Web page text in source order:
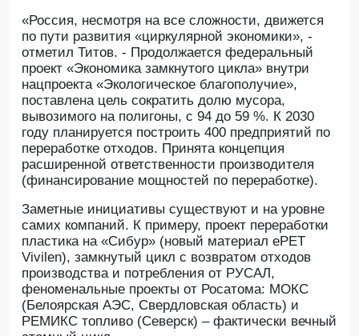
«Россия, несмотря на все сложности, движется
по пути развития «циркулярной экономики», -
отметил Титов. - Продолжается федеральный
проект «Экономика замкнутого цикла» внутри
нацпроекта «Экологическое благополучие»,
поставлена цель сократить долю мусора,
вывозимого на полигоны, с 94 до 59 %. К 2030
году планируется построить 400 предприятий по
переработке отходов. Принята концепция
расширенной ответственности производителя
(финансирование мощностей по переработке).
Заметные инициативы существуют и на уровне
самих компаний. К примеру, проект переработки
пластика на «Сибур» (новый материал ePET
Vivilen), замкнутый цикл с возвратом отходов
производства и потребления от РУСАЛ,
феноменальные проекты от Росатома: МОКС
(Белоярская АЭС, Свердловская область) и
РЕМИКС топливо (Северск) – фактически вечный